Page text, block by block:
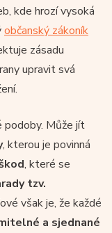
kde hrozí vysoká
občanský zákoník
zásadu
upravit svá
podoby. Může jít
, kterou je povinná
, které se
tzv.
však je, že každé
a sjednané